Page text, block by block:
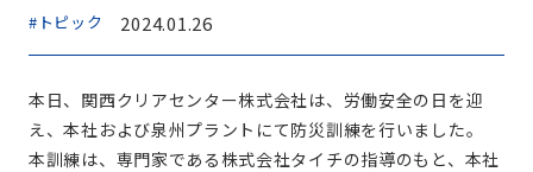
#トピック 2024.01.26
本日、関西クリアセンター株式会社は、労働安全の日を迎
え、本社および泉州プラントにて防災訓練を行いました。
本訓練は、専門家である株式会社タイチの指導のもと、本社